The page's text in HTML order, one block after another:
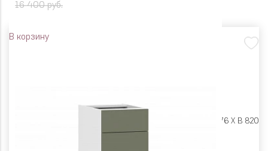
16 400 руб.
В корзину
Ш 450 X Г 576 X В 820